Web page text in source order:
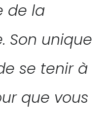
de la
Son unique
se tenir à
que vous